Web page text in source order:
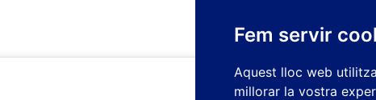
Fem servir
Aquest lloc web
millorar la vostra